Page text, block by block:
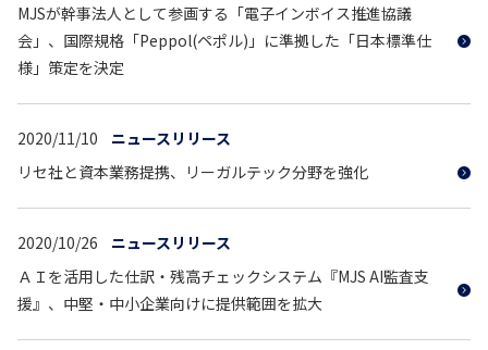
MJSが幹事法人として参画する「電子インボイス推進協議
会」、国際規格「Peppol(ペポル)」に準拠した「日本標準仕
様」策定を決定
2020/11/10
ニュースリリース
リセ社と資本業務提携、リーガルテック分野を強化
2020/10/26
ニュースリリース
ＡＩを活用した仕訳・残高チェックシステム『MJS AI監査支
援』、中堅・中小企業向けに提供範囲を拡大